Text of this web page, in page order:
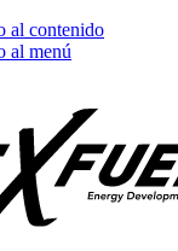
al contenido
al menú